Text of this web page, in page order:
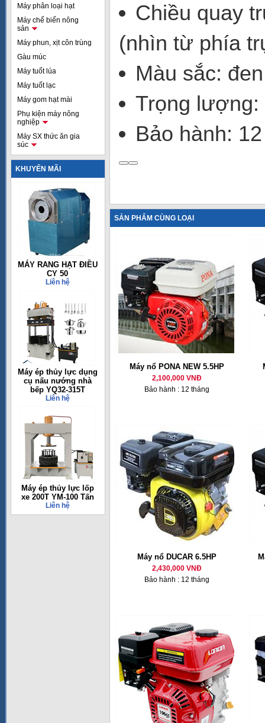
Máy phân loại hạt
Máy chế biến nông
sản
Máy phun, xịt côn trùng
Gàu múc
Máy tuốt lúa
Máy tuốt lạc
Máy gom hạt mài
Phụ kiện máy nông
nghiệp
Máy SX thức ăn gia
súc
KHUYẾN MÃI
MÁY RANG HẠT ĐIỀU
CY 50
Liên hệ
Máy ép thủy lực dụng
cụ nấu nướng nhà
bếp YQ32-315T
Liên hệ
Máy ép thủy lực lốp
xe 200T YM-100 Tấn
Liên hệ
Chiều quay
(nhìn từ phía
Màu sắc: đen
Trọng lượng:
Bảo hành:
SẢN PHẨM CÙNG LOẠI
Máy nổ PONA NEW 5.5HP
2,100,000 VNĐ
Bảo hành : 12 tháng
Máy nổ DUCAR 6.5HP
2,430,000 VNĐ
Bảo hành : 12 tháng